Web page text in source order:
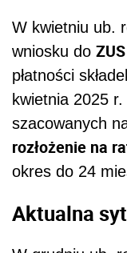
W kwietniu ub.
wniosku do ZUS
płatności
kwietnia 2025
szacowanych
rozłożenie na
okres do 24
Aktualna